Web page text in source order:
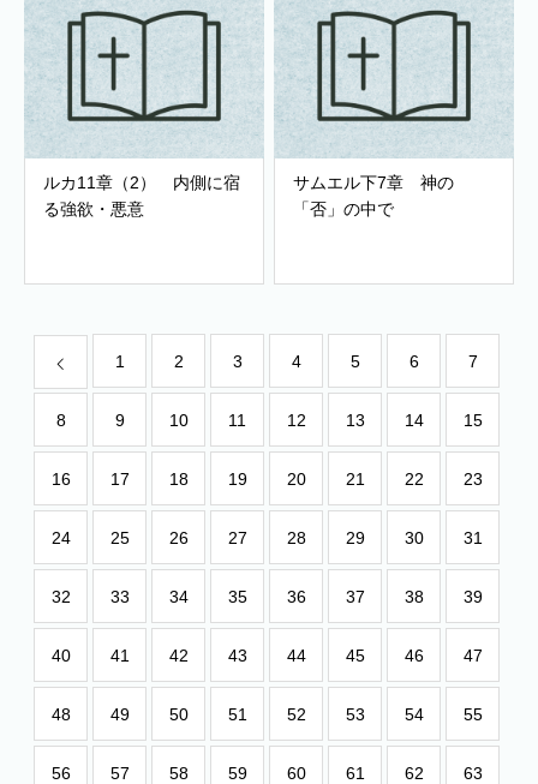
ルカ11章（2） 内側に宿
る強欲・悪意
サムエル下7章 神の
「否」の中で
1 2 3 4 5 6 7
8 9 10 11 12 13 14 15
16 17 18 19 20 21 22 23
24 25 26 27 28 29 30 31
32 33 34 35 36 37 38 39
40 41 42 43 44 45 46 47
48 49 50 51 52 53 54 55
56 57 58 59 60 61 62 63